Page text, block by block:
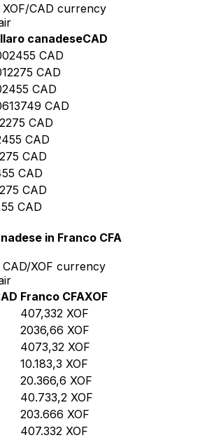
CAD currency
canadeseCAD
CAD
CAD
CAD
CAD
CAD
CAD
CAD
CAD
CAD
CAD
in Franco CFA
XOF currency
Franco CFAXOF
407,332 XOF
2036,66 XOF
4073,32 XOF
10.183,3 XOF
20.366,6 XOF
40.733,2 XOF
203.666 XOF
407.332 XOF